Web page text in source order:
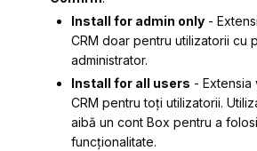
Install for admin only -
CRM doar pentru utilizatorii cu
administrator.
Install for all users - Extensia
CRM pentru toți utilizatorii.
aibă un cont Box pentru a
funcționalitate.